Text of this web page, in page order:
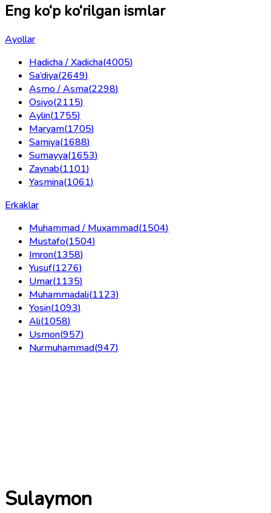
Eng ko‘p ko‘rilgan ismlar
Ayollar
Hadicha / Xadicha(4005)
Sa’diya(2649)
Asmo / Asma(2298)
Osiyo(2115)
Aylin(1755)
Maryam(1705)
Samiya(1688)
Sumayya(1653)
Zaynab(1101)
Yasmina(1061)
Erkaklar
Muhammad / Muxammad(1504)
Mustafo(1504)
Imron(1358)
Yusuf(1276)
Umar(1135)
Muhammadali(1123)
Yosin(1093)
Ali(1058)
Usmon(957)
Nurmuhammad(947)
Sulaymon